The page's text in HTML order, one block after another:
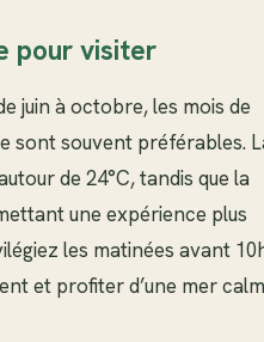
pour visiter
juin à octobre, les mois de
sont souvent préférables.
de 24°C, tandis que la
une expérience plus
les matinées avant
et profiter d’une mer